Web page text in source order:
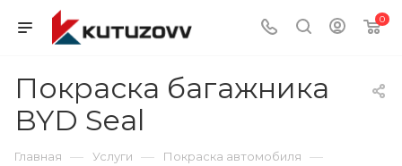
0
Покраска багажника
BYD Seal
Главная — Услуги — Покраска автомобиля —